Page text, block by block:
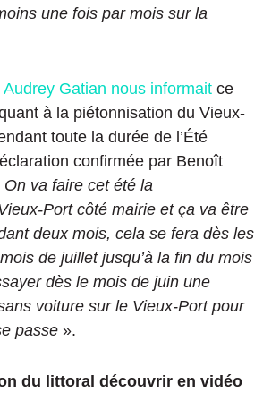
une fois par mois sur la
Audrey Gatian nous informait ce
à la piétonnisation du Vieux-
toute la durée de l’Été
confirmée par Benoît
On va faire cet été la
Port côté mairie et ça va être
deux mois, cela se fera dès les
de juillet jusqu’à la fin du mois
dès le mois de juin une
voiture sur le Vieux-Port pour
passe ».
du littoral découvrir en vidéo